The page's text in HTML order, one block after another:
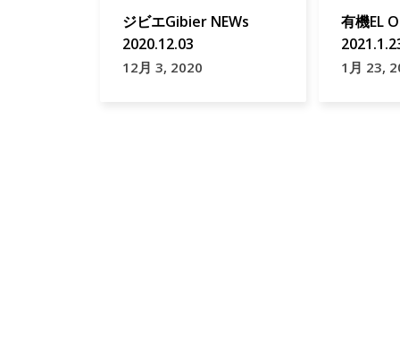
ジビエGibier NEWs
2020.12.03
12月 3, 2020
有機EL
1月 23,